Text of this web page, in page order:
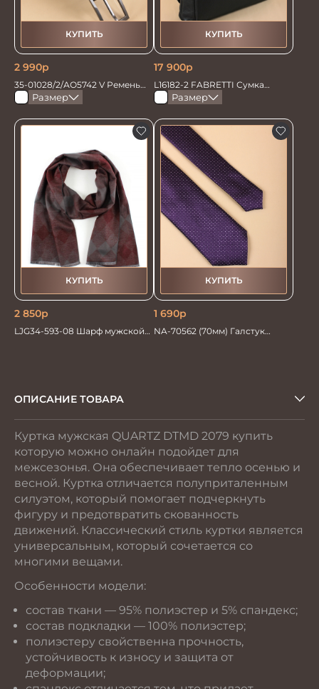
КУПИТЬ
2 990р
35-01028/2/АО5742 V Ремень
мужской 135см. корич
КУПИТЬ
17 900р
L16182-2 FABRETTI Сумка
муж.нат.кожа
Размер
КУПИТЬ
2 850р
LJG34-593-08 Шарф мужской
Размер
КУПИТЬ
1 690р
NA-70562 (70мм) Галстук
ОПИСАНИЕ ТОВАРА
Куртка мужская QUARTZ DTMD 2079 купить
которую можно онлайн подойдет для
межсезонья. Она обеспечивает тепло осенью и
весной. Куртка отличается полуприталенным
силуэтом, который помогает подчеркнуть
фигуру и предотвратить скованность
движений. Классический стиль куртки является
универсальным, который сочетается со
многими вещами.
Особенности модели:
состав ткани — 95% полиэстер и 5% спандекс;
состав подкладки — 100% полиэстер;
полиэстеру свойственна прочность,
устойчивость к износу и защита от
деформации;